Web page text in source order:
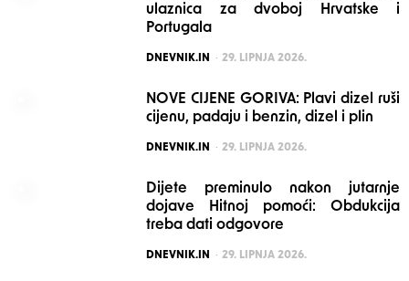
ulaznica za dvoboj Hrvatske i
Portugala
POSTED
DNEVNIK.IN 29. LIPNJA 2026.
NOVE CIJENE GORIVA: Plavi dizel ruši
cijenu, padaju i benzin, dizel i plin
POSTED
DNEVNIK.IN 29. LIPNJA 2026.
Dijete preminulo nakon jutarnje
dojave Hitnoj pomoći: Obdukcija
treba dati odgovore
POSTED
DNEVNIK.IN 29. LIPNJA 2026.